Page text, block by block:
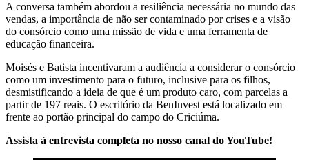
A conversa também abordou a resiliência necessária no mundo das
vendas, a importância de não ser contaminado por crises e a visão
do consórcio como uma missão de vida e uma ferramenta de
educação financeira.
Moisés e Batista incentivaram a audiência a considerar o consórcio
como um investimento para o futuro, inclusive para os filhos,
desmistificando a ideia de que é um produto caro, com parcelas a
partir de 197 reais. O escritório da BenInvest está localizado em
frente ao portão principal do campo do Criciúma.
Assista à entrevista completa no nosso canal do YouTube!